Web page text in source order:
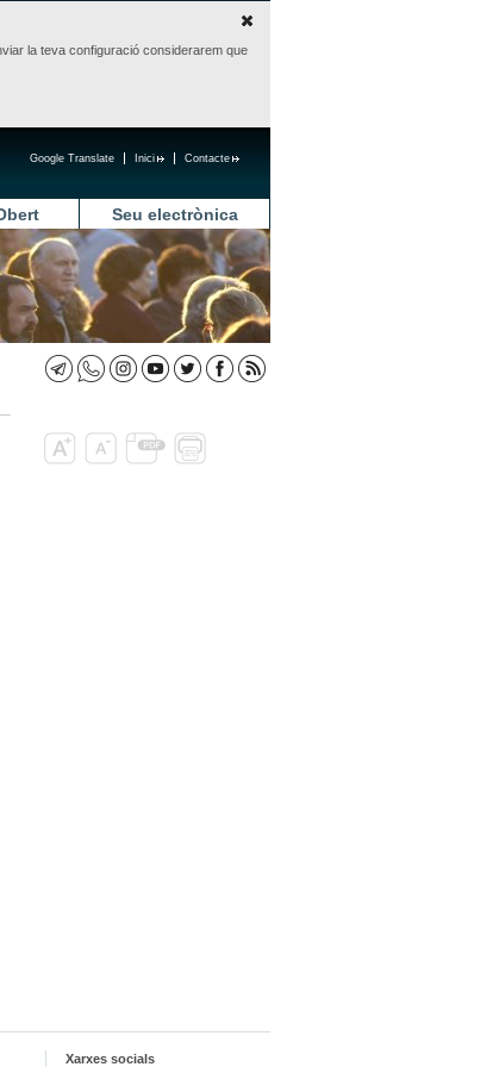
la teva configuració considerarem que
Contacte
Inici
Google Translate
Seu electrònica
Xarxes socials